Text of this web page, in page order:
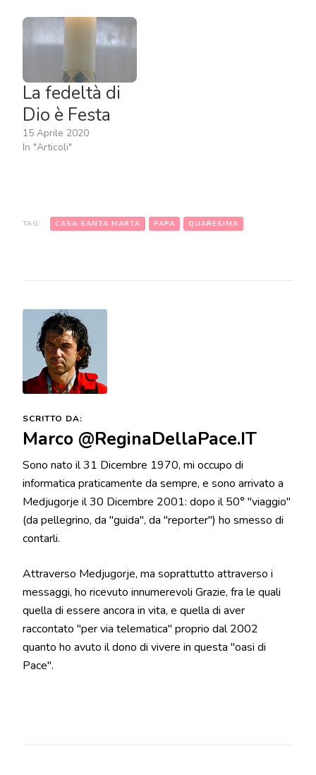
La fedeltà di
Dio è Festa
15 Aprile 2020
In "Articoli"
TAG: CASA SANTA MARTA PAPA QUARESIMA
SCRITTO DA:
Marco @ReginaDellaPace.IT
Sono nato il 31 Dicembre 1970, mi occupo di
informatica praticamente da sempre, e sono arrivato a
Medjugorje il 30 Dicembre 2001: dopo il 50° "viaggio"
(da pellegrino, da "guida", da "reporter") ho smesso di
contarli.
Attraverso Medjugorje, ma soprattutto attraverso i
messaggi, ho ricevuto innumerevoli Grazie, fra le quali
quella di essere ancora in vita, e quella di aver
raccontato "per via telematica" proprio dal 2002
quanto ho avuto il dono di vivere in questa "oasi di
Pace".